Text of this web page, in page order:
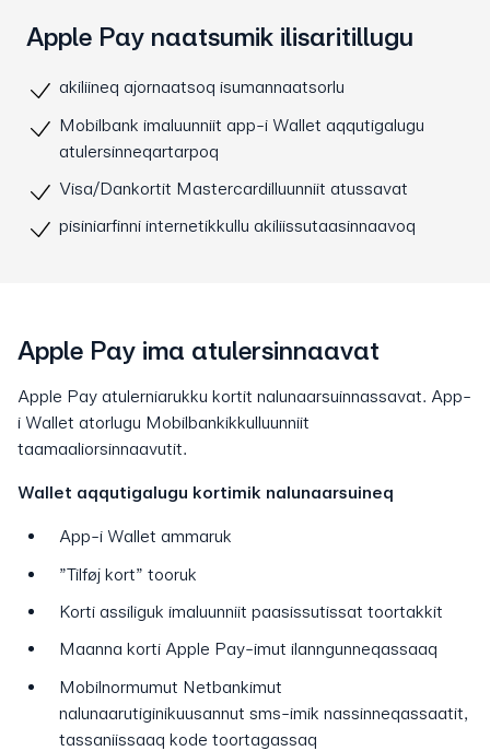
Apple Pay naatsumik ilisaritillugu
akiliineq ajornaatsoq isumannaatsorlu
Mobilbank imaluunniit app-i Wallet aqqutigalugu
atulersinneqartarpoq
Visa/Dankortit Mastercardilluunniit atussavat
pisiniarfinni internetikkullu akiliissutaasinnaavoq
Apple Pay ima atulersinnaavat
Apple Pay atulerniarukku kortit nalunaarsuinnassavat. App-
i Wallet atorlugu Mobilbankikkulluunniit
taamaaliorsinnaavutit.
Wallet aqqutigalugu kortimik nalunaarsuineq
App-i Wallet ammaruk
”Tilføj kort” tooruk
Korti assiliguk imaluunniit paasissutissat toortakkit
Maanna korti Apple Pay-imut ilanngunneqassaaq
Mobilnormumut Netbankimut
nalunaarutiginikuusannut sms-imik nassinneqassaatit,
tassaniissaaq kode toortagassaq